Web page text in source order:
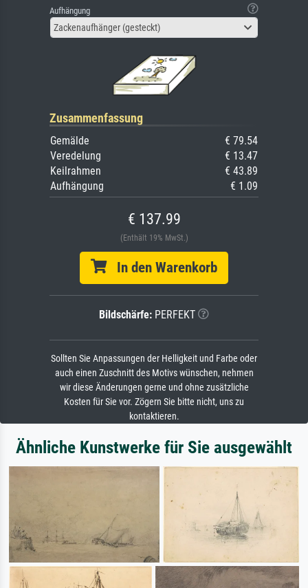
Aufhängung
Zackenaufhänger (gesteckt)
Zusammenfassung
Gemälde
€ 79.54
Veredelung
€ 13.47
Keilrahmen
€ 43.89
Aufhängung
€ 1.09
€ 137.99
(Enthält 19% MwSt.)
In den Warenkorb
Bildschärfe: PERFEKT
Sollten Sie Anpassungen der Helligkeit und Farbe oder
auch einen Zuschnitt des Motivs wünschen, nehmen
wir diese Änderungen gerne und ohne zusätzliche
Kosten für Sie vor. Zögern Sie bitte nicht, uns zu
kontaktieren.
Ähnliche Kunstwerke für Sie ausgewählt